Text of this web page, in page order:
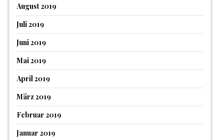
August 2019
Juli 2019
Juni 2019
Mai 2019
April 2019
März 2019
Februar 2019
Januar 2019